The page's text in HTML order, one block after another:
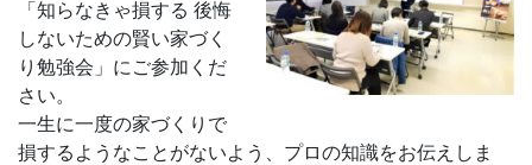
「知らなきゃ損する 後悔
しないための賢い家づく
り勉強会」にご参加くだ
さい。
一生に一度の家づくりで
損するようなことがないよう、プロの知識をお伝えしま